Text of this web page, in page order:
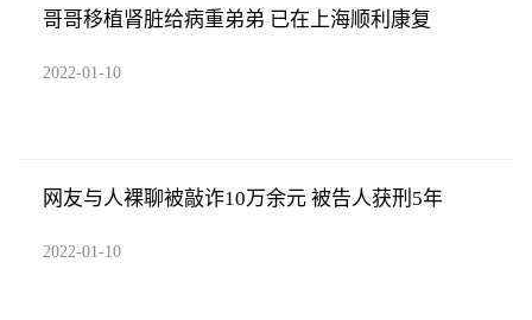
哥哥移植肾脏给病重弟弟 已在上海顺利康复
2022-01-10
网友与人裸聊被敲诈10万余元 被告人获刑5年
2022-01-10